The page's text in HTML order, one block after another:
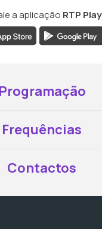
a aplicação RTP Play
Programação
Frequências
Contactos